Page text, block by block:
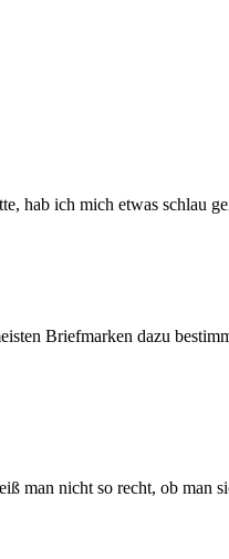
hab ich mich etwas schlau
Briefmarken dazu
man nicht so recht, ob man